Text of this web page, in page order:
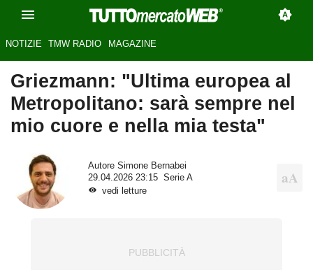
NOTIZIE TMW RADIO MAGAZINE
Griezmann: "Ultima europea al
Metropolitano: sarà sempre nel
mio cuore e nella mia testa"
Autore Simone Bernabei
29.04.2026 23:15
Serie A
vedi letture